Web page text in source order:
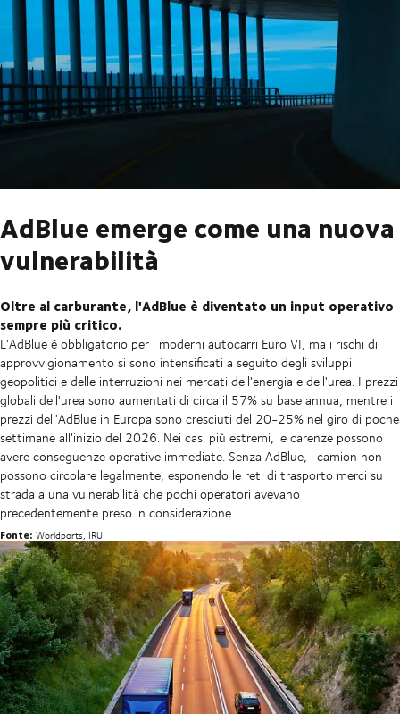
AdBlue emerge come una nuova
vulnerabilità
Oltre al carburante, l'AdBlue è diventato un input operativo
sempre più critico.
L'AdBlue è obbligatorio per i moderni autocarri Euro VI, ma i rischi di
approvvigionamento si sono intensificati a seguito degli sviluppi
geopolitici e delle interruzioni nei mercati dell'energia e dell'urea. I prezzi
globali dell'urea sono aumentati di circa il 57% su base annua, mentre i
prezzi dell'AdBlue in Europa sono cresciuti del 20-25% nel giro di poche
settimane all'inizio del 2026. Nei casi più estremi, le carenze possono
avere conseguenze operative immediate. Senza AdBlue, i camion non
possono circolare legalmente, esponendo le reti di trasporto merci su
strada a una vulnerabilità che pochi operatori avevano
precedentemente preso in considerazione.
Fonte: Worldports, IRU